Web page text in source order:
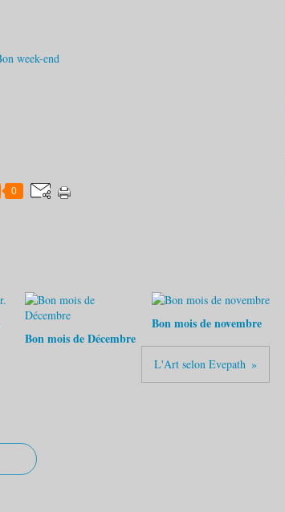
0
Bon mois de Décembre
Bon mois de novembre
L'Art selon Evepath